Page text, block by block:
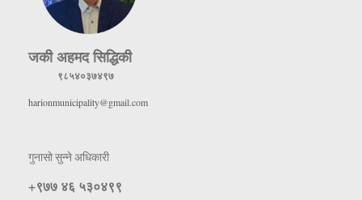
जकी अहमद सिद्धिकी
९८५४०३७४९७
harionmunicipality@gmail.com
गुनासो सुन्ने अधिकारी
+९७७ ४६ ५३०४९९